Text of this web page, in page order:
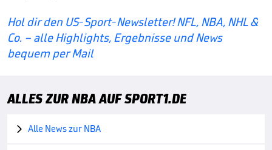
Hol dir den US-Sport-Newsletter! NFL, NBA, NHL &
Co. – alle Highlights, Ergebnisse und News
bequem per Mail
ALLES ZUR NBA AUF SPORT1.DE
 Alle News zur NBA